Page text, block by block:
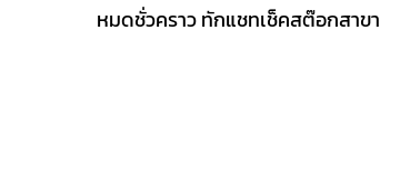
หมดชั่วคราว ทักแชทเช็คสต๊อกสาขา